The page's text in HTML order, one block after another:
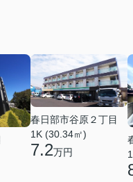
春日部市谷原２丁目
1K (30.34㎡)
7.2万円